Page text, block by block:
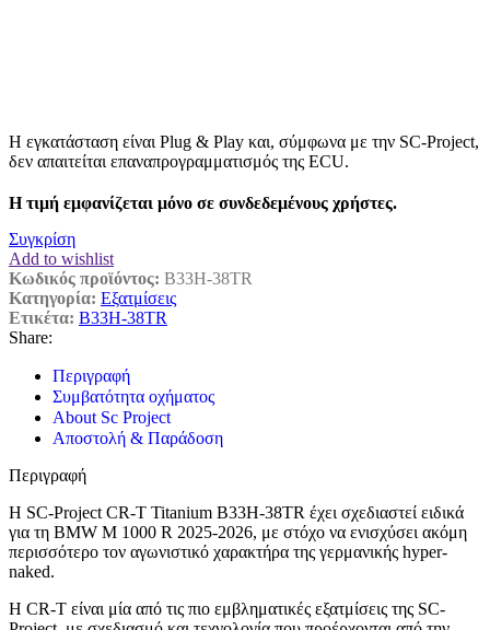
Η εγκατάσταση είναι Plug & Play και, σύμφωνα με την SC-Project,
δεν απαιτείται επαναπρογραμματισμός της ECU.
Η τιμή εμφανίζεται μόνο σε συνδεδεμένους χρήστες.
Συγκρίση
Add to wishlist
Κωδικός προϊόντος: B33H-38TR
Κατηγορία: Εξατμίσεις
Ετικέτα: B33H-38TR
Share:
Περιγραφή
Συμβατότητα οχήματος
About Sc Project
Αποστολή & Παράδοση
Περιγραφή
Η SC-Project CR-T Titanium B33H-38TR έχει σχεδιαστεί ειδικά
για τη BMW M 1000 R 2025-2026, με στόχο να ενισχύσει ακόμη
περισσότερο τον αγωνιστικό χαρακτήρα της γερμανικής hyper-
naked.
Η CR-T είναι μία από τις πιο εμβληματικές εξατμίσεις της SC-